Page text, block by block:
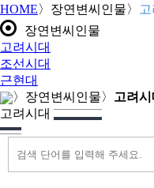
HOME〉 장연변씨인물〉
장연변씨인물
고려시대
조선시대
근현대
〉 장연변씨인물〉 고려시
고려시대